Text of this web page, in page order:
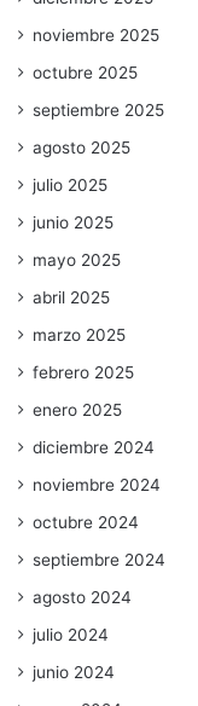
noviembre 2025
octubre 2025
septiembre 2025
agosto 2025
julio 2025
junio 2025
mayo 2025
abril 2025
marzo 2025
febrero 2025
enero 2025
diciembre 2024
noviembre 2024
octubre 2024
septiembre 2024
agosto 2024
julio 2024
junio 2024